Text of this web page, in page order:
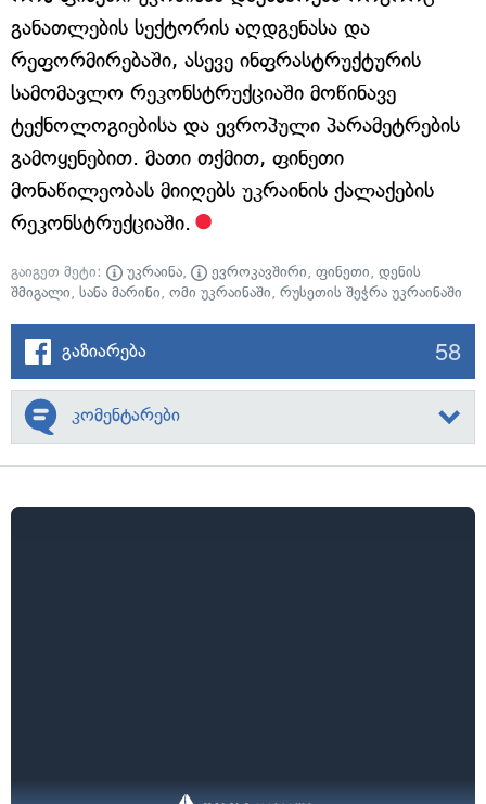
განათლების სექტორის აღდგენასა და
რეფორმირებაში, ასევე ინფრასტრუქტურის
სამომავლო რეკონსტრუქციაში მოწინავე
ტექნოლოგიებისა და ევროპული პარამეტრების
გამოყენებით. მათი თქმით, ფინეთი
მონაწილეობას მიიღებს უკრაინის ქალაქების
რეკონსტრუქციაში.
გაიგეთ მეტი: უკრაინა, ევროკავშირი, ფინეთი, დენის
შმიგალი, სანა მარინი, ომი უკრაინაში, რუსეთის შეჭრა უკრაინაში
გაზიარება 58
კომენტარები